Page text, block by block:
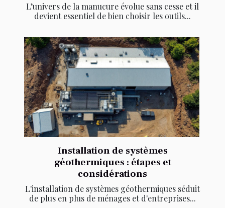
L’univers de la manucure évolue sans cesse et il
devient essentiel de bien choisir les outils...
Installation de systèmes
géothermiques : étapes et
considérations
L'installation de systèmes géothermiques séduit
de plus en plus de ménages et d'entreprises...